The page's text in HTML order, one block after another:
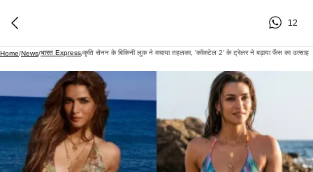
12
Home/News/भारत Express/कृति सेनन के बिकिनी लुक ने मचाया तहलका, 'कॉकटेल 2' के ट्रेलर ने बढ़ाया फैंस का उत्साह